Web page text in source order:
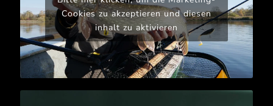
Cookies zu akzeptieren und diesen
inhalt zu aktivieren